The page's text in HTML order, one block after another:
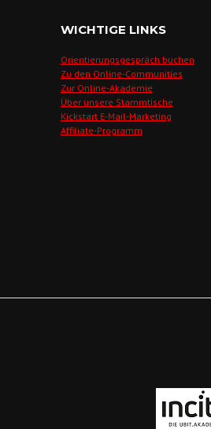
WICHTIGE LINKS
Orientierungsgespräch buchen
Zu den Online-Communities
Zur Online-Akademie
Über unsere Stammtische
Kickstart E-Mail-Marketing
Affiliate-Programm